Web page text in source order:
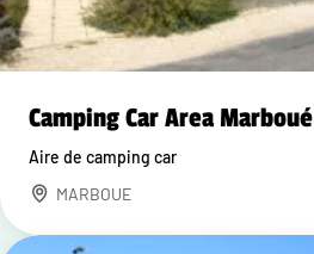
Camping Car Area Marboué
Aire de camping car
MARBOUE